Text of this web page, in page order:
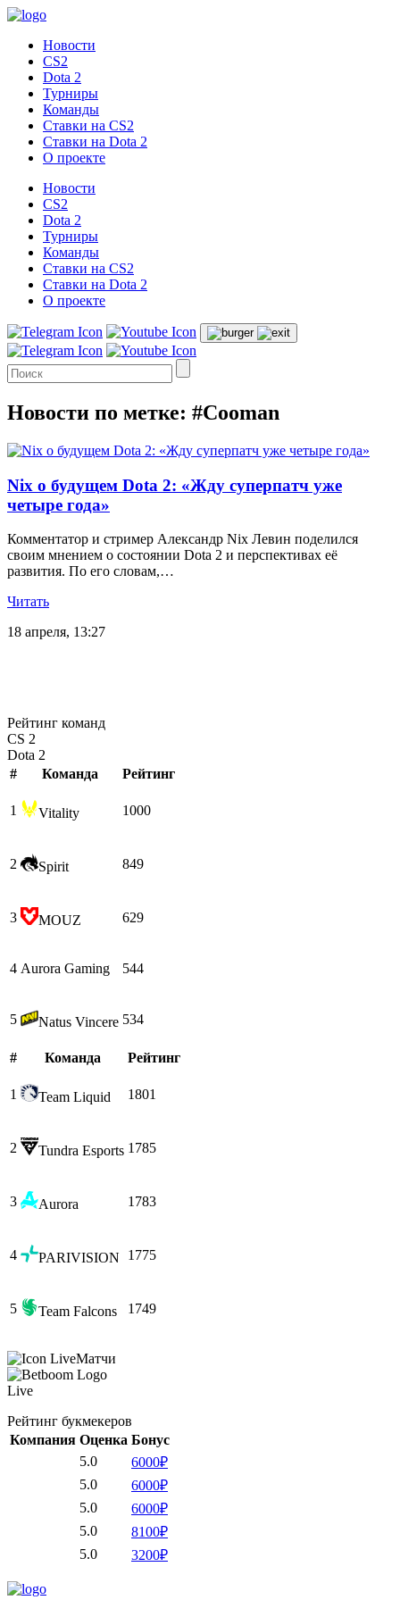
Новости
CS2
Dota 2
Турниры
Команды
Ставки на CS2
Ставки на Dota 2
О проекте
Новости
CS2
Dota 2
Турниры
Команды
Ставки на CS2
Ставки на Dota 2
О проекте
Новости по метке: #Cooman
Nix о будущем Dota 2: «Жду суперпатч уже
четыре года»
Комментатор и стример Александр Nix Левин поделился
своим мнением о состоянии Dota 2 и перспективах её
развития. По его словам,…
Читать
18 апреля, 13:27
Рейтинг команд
CS 2
Dota 2
#
Команда Рейтинг
1 Vitality 1000
2 Spirit 849
3 MOUZ 629
4 Aurora Gaming 544
5 Natus Vincere 534
# Команда Рейтинг
1 Team Liquid 1801
2 Tundra Esports 1785
3 Aurora 1783
4 PARIVISION 1775
5 Team Falcons 1749
Матчи
Live
Рейтинг букмекеров
Компания Оценка Бонус
5.0
6000₽
5.0
6000₽
5.0
6000₽
5.0
8100₽
5.0
3200₽